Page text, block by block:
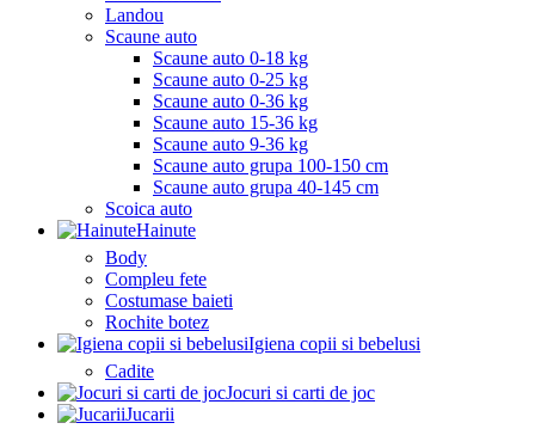
Landou
Scaune auto
Scaune auto 0-18 kg
Scaune auto 0-25 kg
Scaune auto 0-36 kg
Scaune auto 15-36 kg
Scaune auto 9-36 kg
Scaune auto grupa 100-150 cm
Scaune auto grupa 40-145 cm
Scoica auto
Hainute
Body
Compleu fete
Costumase baieti
Rochite botez
Igiena copii si bebelusi
Cadite
Jocuri si carti de joc
Jucarii